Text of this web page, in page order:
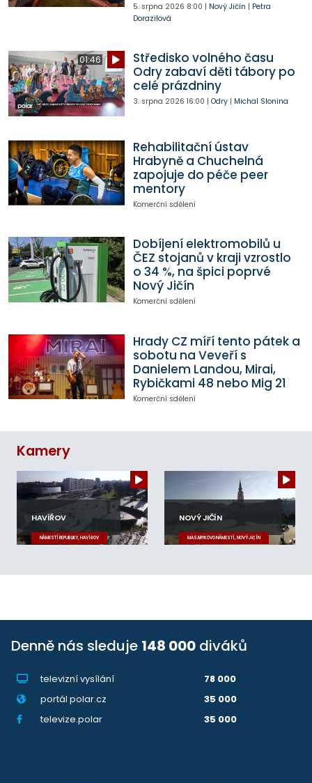
5. srpna 2026 8:00 | Nový Jičín | Petra
Dorazilová
01:46
Středisko volného času
Odry zabaví děti tábory po
celé prázdniny
3. srpna 2026 16:00 | Odry| Michal Slonina
Rehabilitační ústav
Hrabyně a Chuchelná
zapojuje do péče peer
mentory
Komerční sdělení
Dobíjení elektromobilů u
ČEZ stojanů v kraji vzrostlo
o 34 %, na špici poprvé
Nový Jičín
Komerční sdělení
Hrady CZ míří tento pátek a
sobotu na Veveří s
Danielem Landou, Mirai,
Rybičkami 48 nebo Mig 21
Komerční sdělení
Kamery
HAVÍŘOV
NÁMĚSTÍ REPUBLIKY, HAVÍŘOV
NOVÝ JIČÍN
MASARYKOVO NÁMĚSTÍ, NOVÝ JIČÍN
Denně nás sleduje 148 000 diváků
televizní vysílání
78 000
portál polar.cz
35 000
televize.polar
35 000